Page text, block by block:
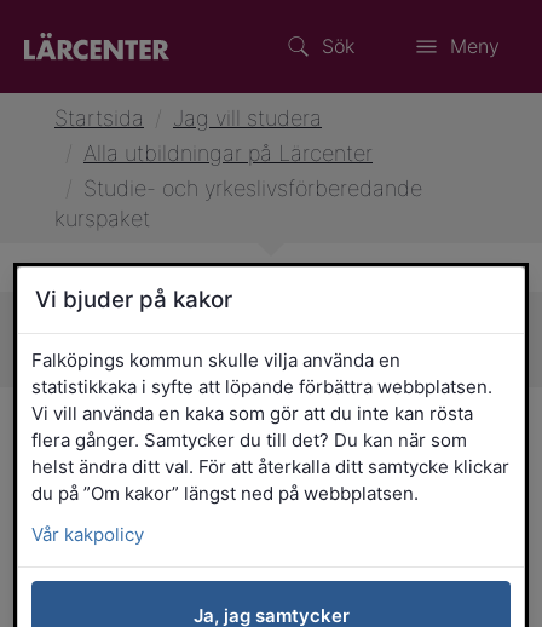
Sök Meny
Startsida
Jag vill studera
Alla utbildningar på Lärcenter
Studie- och yrkeslivsförberedande
kurspaket
Sidans innehåll
Studie- och
yrkeslivsförberedande
kurspaket
Vi bjuder på kakor
Falköpings kommun skulle vilja använda en
statistikkaka i syfte att löpande förbättra webbplatsen.
Vi vill använda en kaka som gör att du inte kan rösta
flera gånger. Samtycker du till det? Du kan när som
helst ändra ditt val. För att återkalla ditt samtycke klickar
du på ”Om kakor” längst ned på webbplatsen.
Vår kakpolicy
Ja, jag samtycker